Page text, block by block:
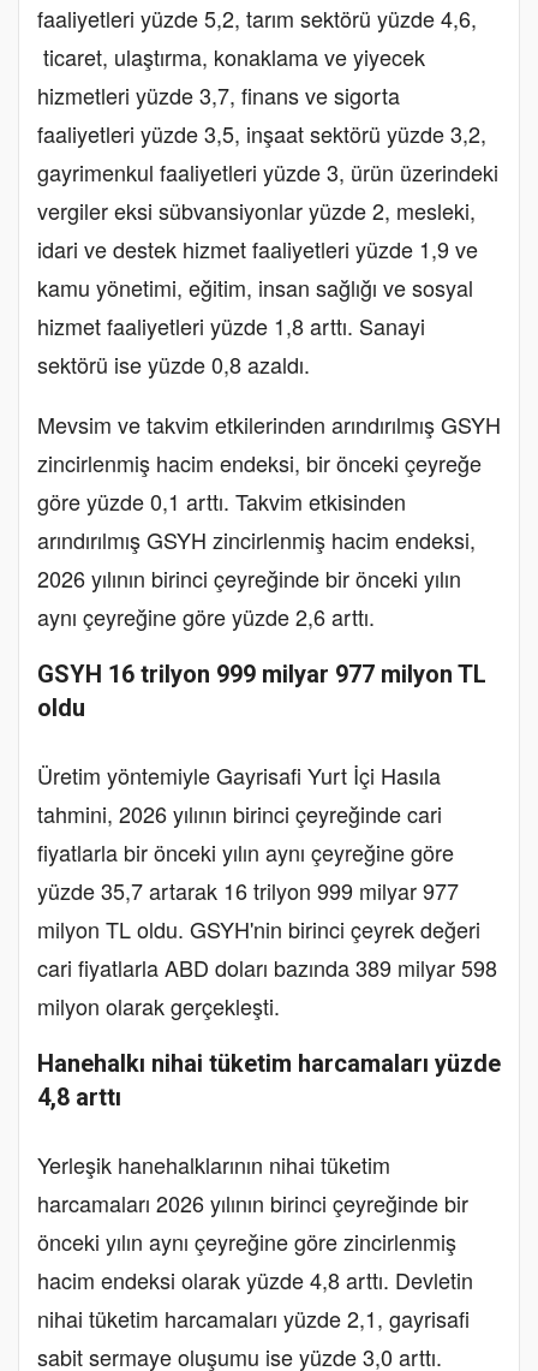
faaliyetleri yüzde 5,2, tarım sektörü yüzde 4,6,
ticaret, ulaştırma, konaklama ve yiyecek
hizmetleri yüzde 3,7, finans ve sigorta
faaliyetleri yüzde 3,5, inşaat sektörü yüzde 3,2,
gayrimenkul faaliyetleri yüzde 3, ürün üzerindeki
vergiler eksi sübvansiyonlar yüzde 2, mesleki,
idari ve destek hizmet faaliyetleri yüzde 1,9 ve
kamu yönetimi, eğitim, insan sağlığı ve sosyal
hizmet faaliyetleri yüzde 1,8 arttı. Sanayi
sektörü ise yüzde 0,8 azaldı.
Mevsim ve takvim etkilerinden arındırılmış GSYH
zincirlenmiş hacim endeksi, bir önceki çeyreğe
göre yüzde 0,1 arttı. Takvim etkisinden
arındırılmış GSYH zincirlenmiş hacim endeksi,
2026 yılının birinci çeyreğinde bir önceki yılın
aynı çeyreğine göre yüzde 2,6 arttı.
GSYH 16 trilyon 999 milyar 977 milyon TL
oldu
Üretim yöntemiyle Gayrisafi Yurt İçi Hasıla
tahmini, 2026 yılının birinci çeyreğinde cari
fiyatlarla bir önceki yılın aynı çeyreğine göre
yüzde 35,7 artarak 16 trilyon 999 milyar 977
milyon TL oldu. GSYH'nin birinci çeyrek değeri
cari fiyatlarla ABD doları bazında 389 milyar 598
milyon olarak gerçekleşti.
Hanehalkı nihai tüketim harcamaları yüzde
4,8 arttı
Yerleşik hanehalklarının nihai tüketim
harcamaları 2026 yılının birinci çeyreğinde bir
önceki yılın aynı çeyreğine göre zincirlenmiş
hacim endeksi olarak yüzde 4,8 arttı. Devletin
nihai tüketim harcamaları yüzde 2,1, gayrisafi
sabit sermaye oluşumu ise yüzde 3,0 arttı.